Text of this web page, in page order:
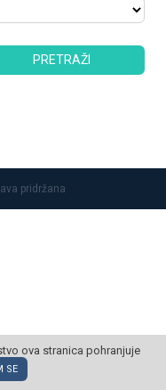
PRETRAŽI
pridržana
ova stranica pohranjuje
SE